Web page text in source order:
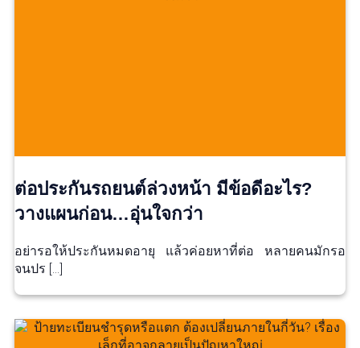
ต่อประกันรถยนต์ล่วงหน้า มีข้อดีอะไร?
วางแผนก่อน…อุ่นใจกว่า
อย่ารอให้ประกันหมดอายุ แล้วค่อยหาที่ต่อ หลายคนมักรอ
จนปร […]